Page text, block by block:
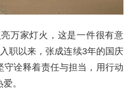
万家灯火，这是一件很有意
职以来，张成连续3年的国庆
守诠释着责任与担当，用行动
。